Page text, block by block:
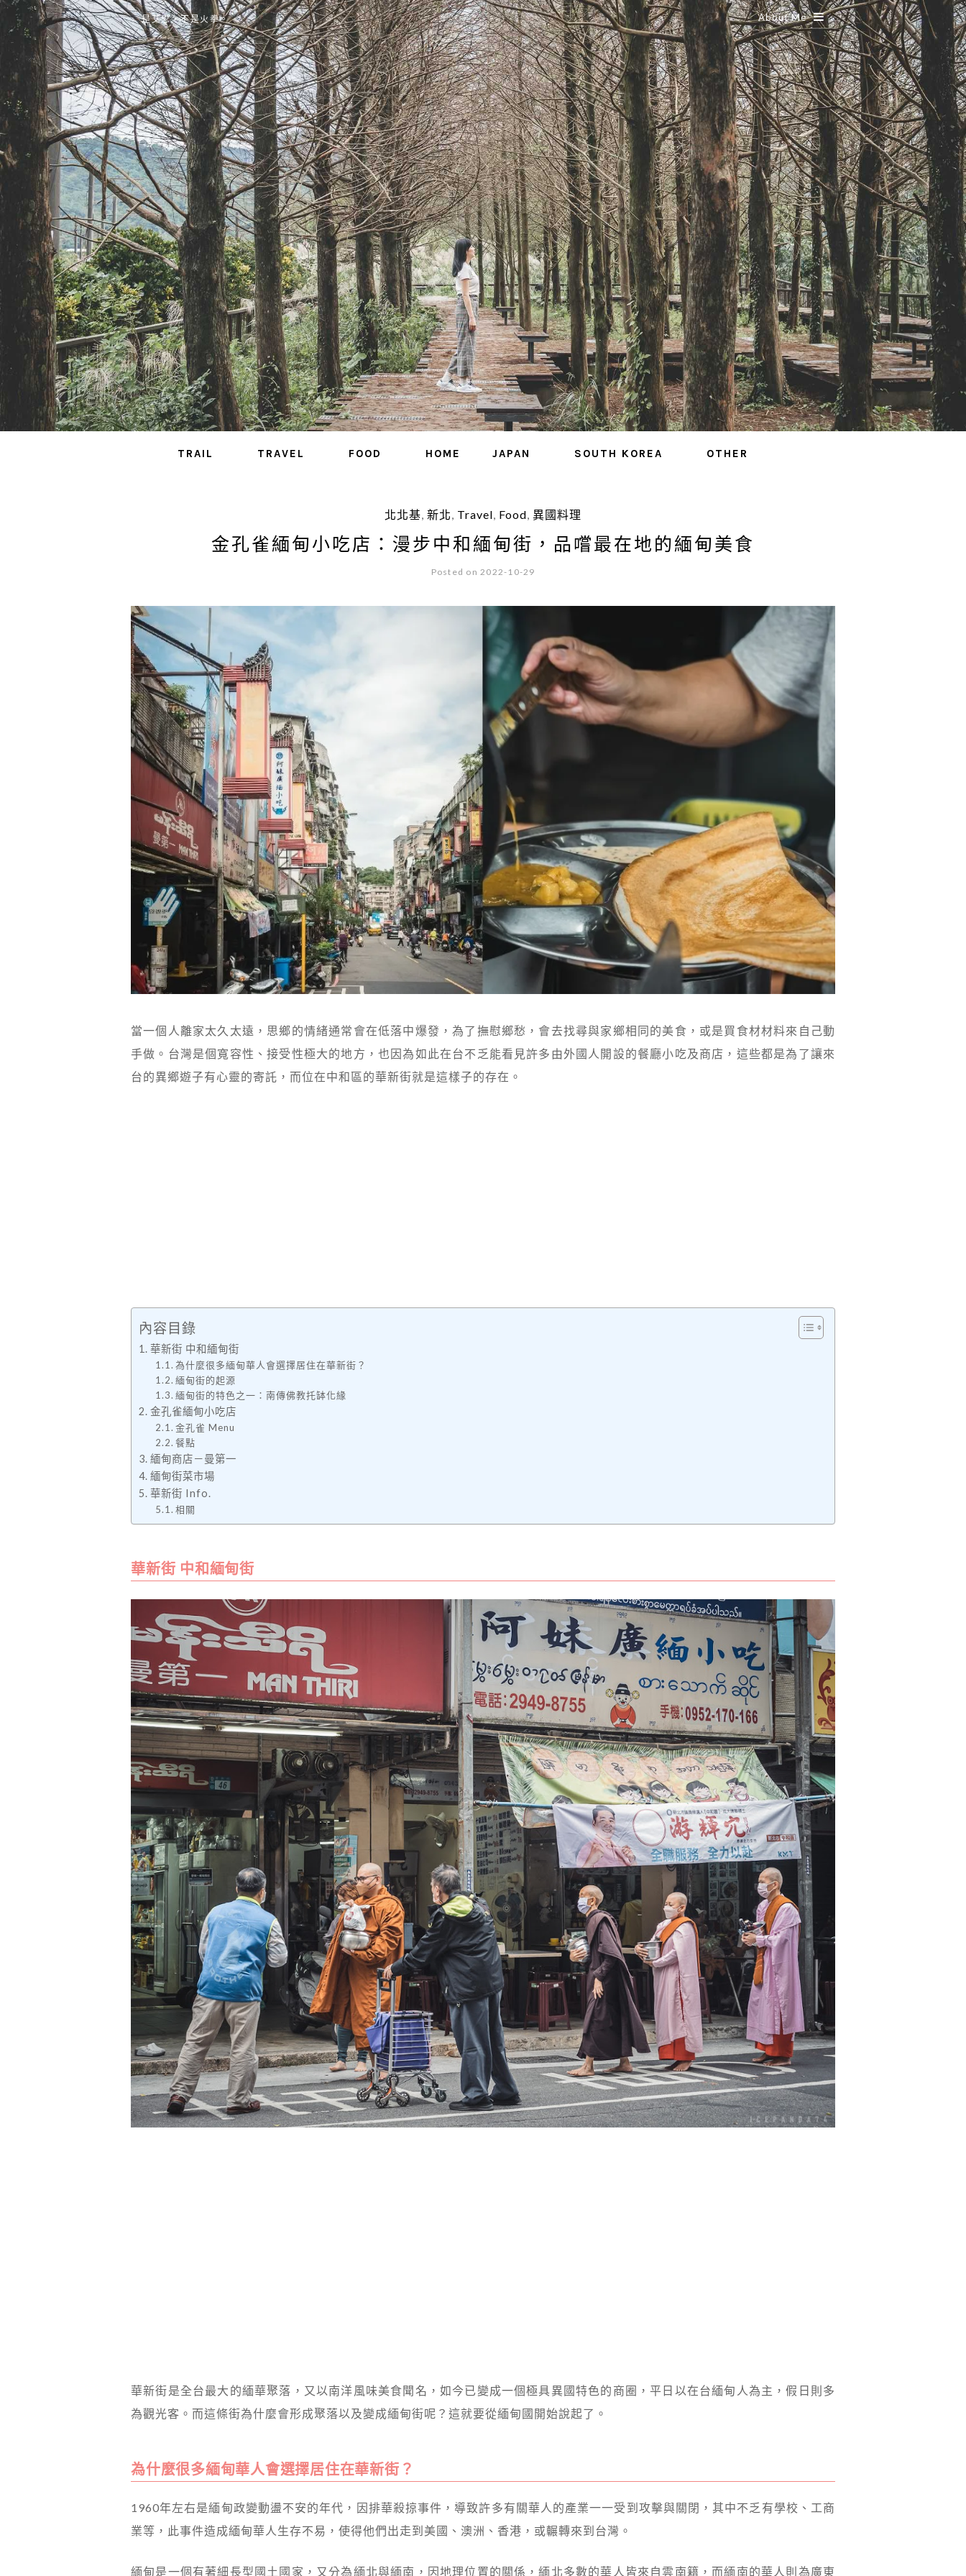
是艾思，不是火拳。 About Me
TRAIL TRAVEL FOOD HOME JAPAN SOUTH KOREA OTHER
北北基, 新北, Travel, Food, 異國料理
金孔雀緬甸小吃店：漫步中和緬甸街，品嚐最在地的緬甸美食
Posted on 2022-10-29
當一個人離家太久太遠，思鄉的情緒通常會在低落中爆發，為了撫慰鄉愁，會去找尋與家鄉相同的美食，或是買食材材料來自己動
手做。台灣是個寬容性、接受性極大的地方，也因為如此在台不乏能看見許多由外國人開設的餐廳小吃及商店，這些都是為了讓來
台的異鄉遊子有心靈的寄託，而位在中和區的華新街就是這樣子的存在。
內容目錄
華新街 中和緬甸街
為什麼很多緬甸華人會選擇居住在華新街？
緬甸街的起源
緬甸街的特色之一：南傳佛教托缽化緣
金孔雀緬甸小吃店
金孔雀 Menu
餐點
緬甸商店－曼第一
緬甸街菜市場
華新街 Info.
相關
華新街 中和緬甸街
華新街是全台最大的緬華聚落，又以南洋風味美食聞名，如今已變成一個極具異國特色的商圈，平日以在台緬甸人為主，假日則多
為觀光客。而這條街為什麼會形成聚落以及變成緬甸街呢？這就要從緬甸國開始說起了。
為什麼很多緬甸華人會選擇居住在華新街？
1960年左右是緬甸政變動盪不安的年代，因排華殺掠事件，導致許多有關華人的產業一一受到攻擊與關閉，其中不乏有學校、工商
業等，此事件造成緬甸華人生存不易，使得他們出走到美國、澳洲、香港，或輾轉來到台灣。
緬甸是一個有著細長型國土國家，又分為緬北與緬南，因地理位置的關係，緬北多數的華人皆來自雲南籍，而緬南的華人則為廣東